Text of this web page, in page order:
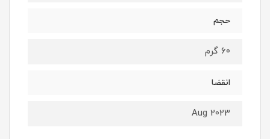
حجم
۶۰ گرم‌
انقضا
Aug 2023